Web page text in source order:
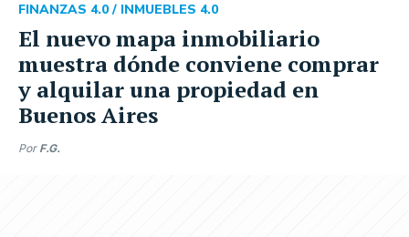
El nuevo mapa inmobiliario
muestra dónde conviene comprar
y alquilar una propiedad en
Buenos Aires
FINANZAS 4.0 / INMUEBLES 4.0
Por F.G.